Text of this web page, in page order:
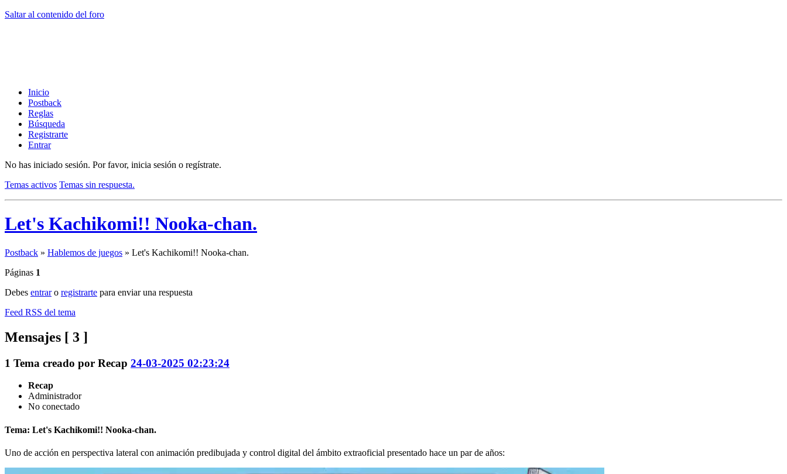
Saltar al contenido del foro
Inicio
Postback
Reglas
Búsqueda
Registrarte
Entrar
No has iniciado sesión. Por favor, inicia sesión o regístrate.
Temas activos Temas sin respuesta.
Let's Kachikomi!! Nooka-chan.
Postback » Hablemos de juegos » Let's Kachikomi!! Nooka-chan.
Páginas 1
Debes entraro registrarte para enviar una respuesta
Feed RSS del tema
Mensajes [ 3 ]
1 Tema creado por Recap 24-03-2025 02:23:24
Recap
Administrador
No conectado
Tema: Let's Kachikomi!! Nooka-chan.
Uno de acción en perspectiva lateral con animación predibujada y control digital del ámbito extraoficial presentado hace un par de años: